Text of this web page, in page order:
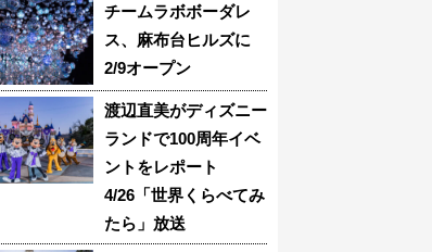
チームラボボーダレ
ス、麻布台ヒルズに
2/9オープン
渡辺直美がディズニー
ランドで100周年イベ
ントをレポート
4/26「世界くらべてみ
たら」放送